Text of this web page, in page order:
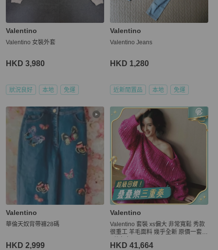
Valentino
Valentino 女裝外套
HKD 3,980
狀況良好 本地 免運
Valentino
Valentino Jeans
HKD 1,280
近新閒置品 本地 免運
Valentino
華倫天奴背帶褲28碼
HKD 2,999
Valentino
Valentino 套裝 xs偏大 非常寬鬆 秀款
很重工 羊毛面料 幾乎全新 原價一套4
HKD 41,664